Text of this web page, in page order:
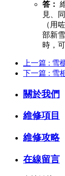
答：
見、
（用
部新
時，
上一篇 :
下一篇 : 雪
關於我們
維修項目
維修攻略
在線留言